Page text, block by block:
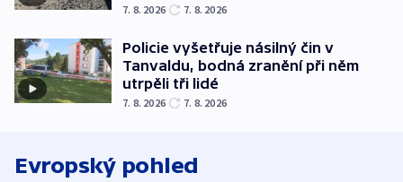
7. 8. 2026 7. 8. 2026
Policie vyšetřuje násilný čin v
Tanvaldu, bodná zranění při něm
utrpěli tři lidé
7. 8. 2026 7. 8. 2026
Evropský pohled